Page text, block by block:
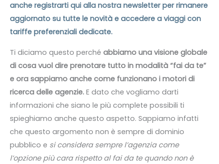
anche registrarti qui alla nostra newsletter per rimanere
aggiornato su tutte le novità e accedere a viaggi con
tariffe preferenziali dedicate.
Ti diciamo questo perché abbiamo una visione globale
di cosa vuol dire prenotare tutto in modalità “fai da te”
e ora sappiamo anche come funzionano i motori di
ricerca delle agenzie. E dato che vogliamo darti
informazioni che siano le più complete possibili ti
spieghiamo anche questo aspetto. Sappiamo infatti
che questo argomento non è sempre di dominio
pubblico e si considera sempre l’agenzia come
l’opzione più cara rispetto al fai da te quando non è